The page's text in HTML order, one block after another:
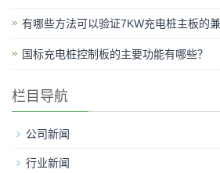
有哪些方法可以验证7KW充电桩主板的兼
国标充电桩控制板的主要功能有哪些？
栏目导航
公司新闻
行业新闻